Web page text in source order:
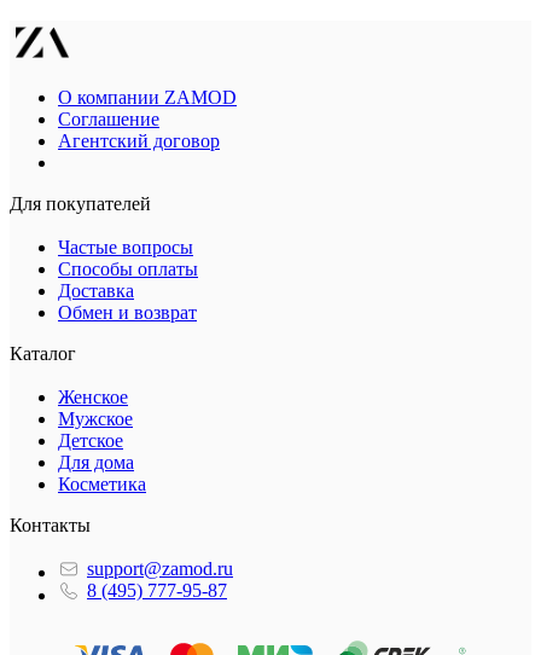
О компании ZAMOD
Соглашение
Агентский договор
Для покупателей
Частые вопросы
Способы оплаты
Доставка
Обмен и возврат
Каталог
Женское
Мужское
Детское
Для дома
Косметика
Контакты
support@zamod.ru
8 (495) 777-95-87